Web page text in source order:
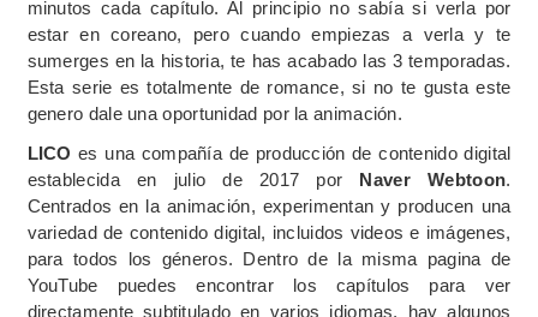
minutos cada capítulo. Al principio no sabía si verla por
estar en coreano, pero cuando empiezas a verla y te
sumerges en la historia, te has acabado las 3 temporadas.
Esta serie es totalmente de romance, si no te gusta este
genero dale una oportunidad por la animación.
LICO es una compañía de producción de contenido digital
establecida en julio de 2017 por Naver Webtoon.
Centrados en la animación, experimentan y producen una
variedad de contenido digital, incluidos videos e imágenes,
para todos los géneros. Dentro de la misma pagina de
YouTube puedes encontrar los capítulos para ver
directamente subtitulado en varios idiomas, hay algunos